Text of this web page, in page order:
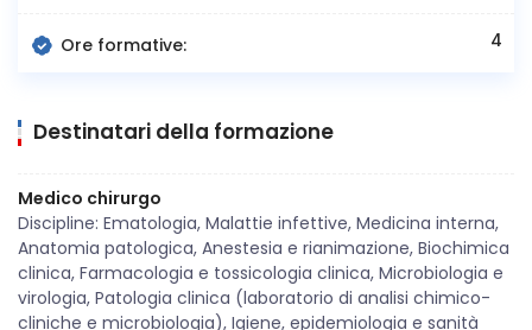
Ore formative: 4
Destinatari della formazione
Medico chirurgo
Discipline: Ematologia, Malattie infettive, Medicina interna,
Anatomia patologica, Anestesia e rianimazione, Biochimica
clinica, Farmacologia e tossicologia clinica, Microbiologia e
virologia, Patologia clinica (laboratorio di analisi chimico-
cliniche e microbiologia), Igiene, epidemiologia e sanità